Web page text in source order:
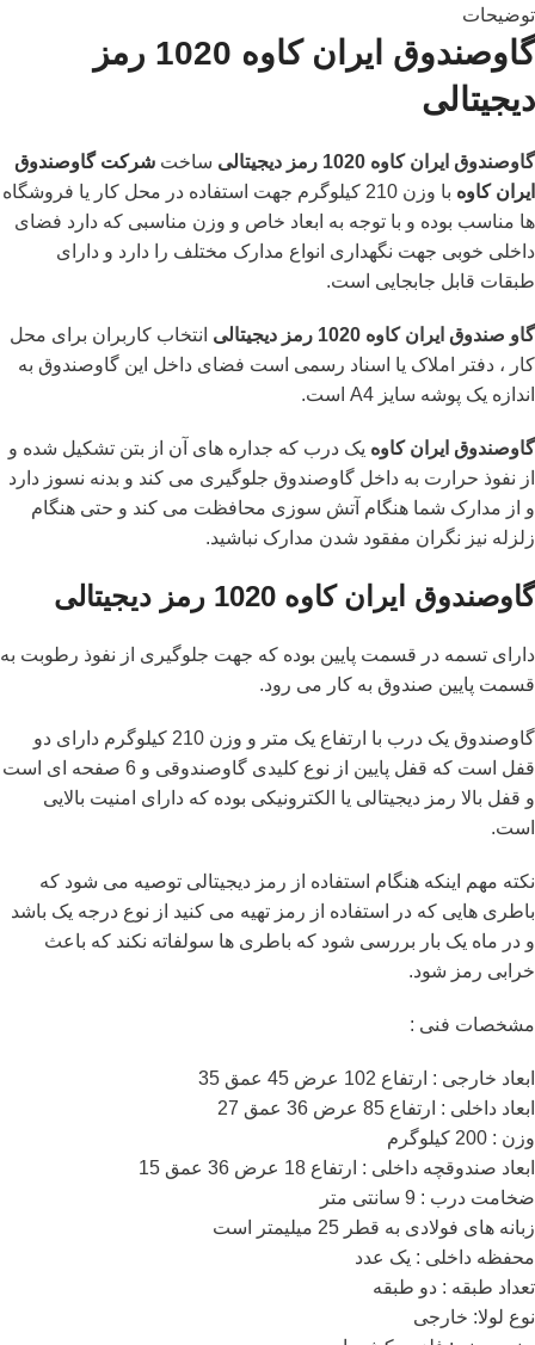
توضیحات
گاوصندوق ایران کاوه 1020 رمز
دیجیتالی
گاوصندوق ایران کاوه 1020 رمز دیجیتالی ساخت شرکت گاوصندوق
ایران کاوه
با وزن 210 کیلوگرم جهت استفاده در محل کار یا فروشگاه
ها مناسب بوده و با توجه به ابعاد خاص و وزن مناسبی که دارد فضای
داخلی خوبی جهت نگهداری انواع مدارک مختلف را دارد و دارای
طبقات قابل جابجایی است.
گاو صندوق ایران کاوه 1020 رمز دیجیتالی
انتخاب کاربران برای محل
کار ، دفتر املاک یا اسناد رسمی است فضای داخل این گاوصندوق به
اندازه یک پوشه سایز A4 است.
گاوصندوق ایران کاوه یک درب که جداره های آن از بتن تشکیل شده و
از نفوذ حرارت به داخل گاوصندوق جلوگیری می کند و بدنه نسوز دارد
و از مدارک شما هنگام آتش سوزی محافظت می کند و حتی هنگام
زلزله نیز نگران مفقود شدن مدارک نباشید.
گاوصندوق ایران کاوه 1020 رمز دیجیتالی
دارای تسمه در قسمت پایین بوده که جهت جلوگیری از نفوذ رطوبت به
قسمت پایین صندوق به کار می رود.
گاوصندوق یک درب با ارتفاع یک متر و وزن 210 کیلوگرم دارای دو
قفل است که قفل پایین از نوع کلیدی گاوصندوقی و 6 صفحه ای است
و قفل بالا رمز دیجیتالی یا الکترونیکی بوده که دارای امنیت بالایی
است.
نکته مهم اینکه هنگام استفاده از رمز دیجیتالی توصیه می شود که
باطری هایی که در استفاده از رمز تهیه می کنید از نوع درجه یک باشد
و در ماه یک بار بررسی شود که باطری ها سولفاته نکند که باعث
خرابی رمز شود.
مشخصات فنی :
ابعاد خارجی : ارتفاع 102 عرض 45 عمق 35
ابعاد داخلی : ارتفاع 85 عرض 36 عمق 27
وزن : 200 کیلوگرم
ابعاد صندوقچه داخلی : ارتفاع 18 عرض 36 عمق 15
ضخامت درب : 9 سانتی متر
زبانه های فولادی به قطر 25 میلیمتر است
محفظه داخلی : یک عدد
تعداد طبقه : دو طبقه
نوع لولا: خارجی